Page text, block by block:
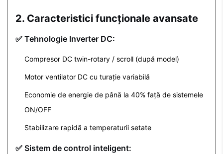
2. Caracteristici funcționale avansate
✅ Tehnologie Inverter DC:
Compresor DC twin-rotary / scroll (după model)
Motor ventilator DC cu turație variabilă
Economie de energie de până la 40% față de sistemele
ON/OFF
Stabilizare rapidă a temperaturii setate
✅ Sistem de control inteligent: